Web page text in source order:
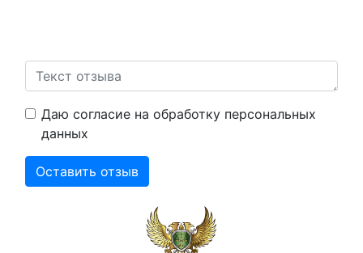
Даю согласие на обработку персональных
данных
Оставить отзыв